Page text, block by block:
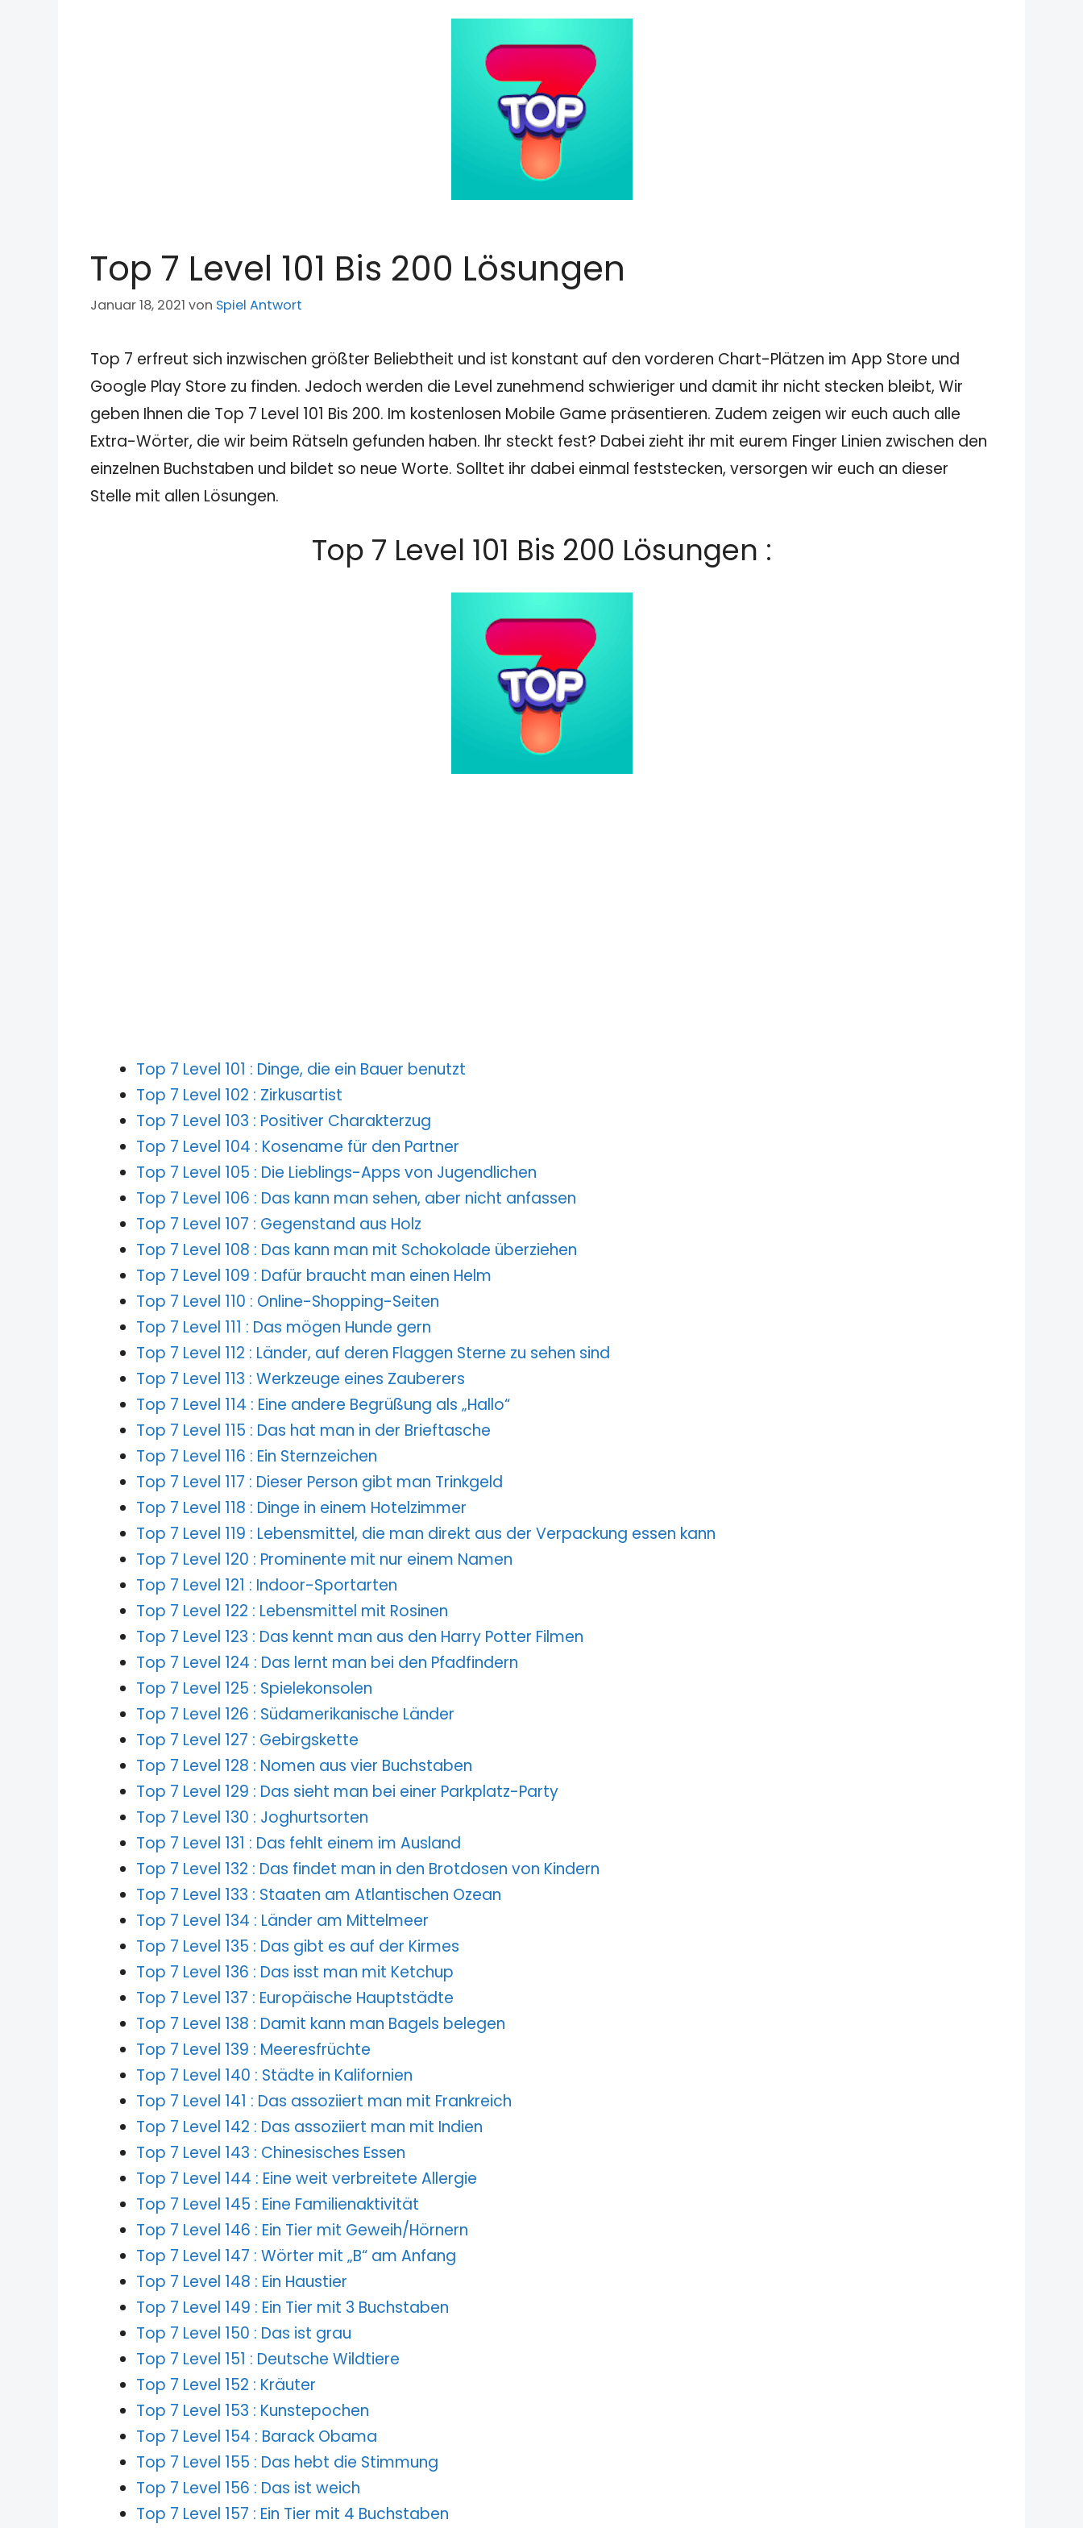
Top 7 Level 101 Bis 200 Lösungen
Januar 18, 2021 von Spiel Antwort
Top 7 erfreut sich inzwischen größter Beliebtheit und ist konstant auf den vorderen Chart-Plätzen im App Store und
Google Play Store zu finden. Jedoch werden die Level zunehmend schwieriger und damit ihr nicht stecken bleibt, Wir
geben Ihnen die Top 7 Level 101 Bis 200. Im kostenlosen Mobile Game präsentieren. Zudem zeigen wir euch auch alle
Extra-Wörter, die wir beim Rätseln gefunden haben. Ihr steckt fest? Dabei zieht ihr mit eurem Finger Linien zwischen den
einzelnen Buchstaben und bildet so neue Worte. Solltet ihr dabei einmal feststecken, versorgen wir euch an dieser
Stelle mit allen Lösungen.
Top 7 Level 101 Bis 200 Lösungen :
Top 7 Level 101 : Dinge, die ein Bauer benutzt
Top 7 Level 102 : Zirkusartist
Top 7 Level 103 : Positiver Charakterzug
Top 7 Level 104 : Kosename für den Partner
Top 7 Level 105 : Die Lieblings-Apps von Jugendlichen
Top 7 Level 106 : Das kann man sehen, aber nicht anfassen
Top 7 Level 107 : Gegenstand aus Holz
Top 7 Level 108 : Das kann man mit Schokolade überziehen
Top 7 Level 109 : Dafür braucht man einen Helm
Top 7 Level 110 : Online-Shopping-Seiten
Top 7 Level 111 : Das mögen Hunde gern
Top 7 Level 112 : Länder, auf deren Flaggen Sterne zu sehen sind
Top 7 Level 113 : Werkzeuge eines Zauberers
Top 7 Level 114 : Eine andere Begrüßung als „Hallo“
Top 7 Level 115 : Das hat man in der Brieftasche
Top 7 Level 116 : Ein Sternzeichen
Top 7 Level 117 : Dieser Person gibt man Trinkgeld
Top 7 Level 118 : Dinge in einem Hotelzimmer
Top 7 Level 119 : Lebensmittel, die man direkt aus der Verpackung essen kann
Top 7 Level 120 : Prominente mit nur einem Namen
Top 7 Level 121 : Indoor-Sportarten
Top 7 Level 122 : Lebensmittel mit Rosinen
Top 7 Level 123 : Das kennt man aus den Harry Potter Filmen
Top 7 Level 124 : Das lernt man bei den Pfadfindern
Top 7 Level 125 : Spielekonsolen
Top 7 Level 126 : Südamerikanische Länder
Top 7 Level 127 : Gebirgskette
Top 7 Level 128 : Nomen aus vier Buchstaben
Top 7 Level 129 : Das sieht man bei einer Parkplatz-Party
Top 7 Level 130 : Joghurtsorten
Top 7 Level 131 : Das fehlt einem im Ausland
Top 7 Level 132 : Das findet man in den Brotdosen von Kindern
Top 7 Level 133 : Staaten am Atlantischen Ozean
Top 7 Level 134 : Länder am Mittelmeer
Top 7 Level 135 : Das gibt es auf der Kirmes
Top 7 Level 136 : Das isst man mit Ketchup
Top 7 Level 137 : Europäische Hauptstädte
Top 7 Level 138 : Damit kann man Bagels belegen
Top 7 Level 139 : Meeresfrüchte
Top 7 Level 140 : Städte in Kalifornien
Top 7 Level 141 : Das assoziiert man mit Frankreich
Top 7 Level 142 : Das assoziiert man mit Indien
Top 7 Level 143 : Chinesisches Essen
Top 7 Level 144 : Eine weit verbreitete Allergie
Top 7 Level 145 : Eine Familienaktivität
Top 7 Level 146 : Ein Tier mit Geweih/Hörnern
Top 7 Level 147 : Wörter mit „B“ am Anfang
Top 7 Level 148 : Ein Haustier
Top 7 Level 149 : Ein Tier mit 3 Buchstaben
Top 7 Level 150 : Das ist grau
Top 7 Level 151 : Deutsche Wildtiere
Top 7 Level 152 : Kräuter
Top 7 Level 153 : Kunstepochen
Top 7 Level 154 : Barack Obama
Top 7 Level 155 : Das hebt die Stimmung
Top 7 Level 156 : Das ist weich
Top 7 Level 157 : Ein Tier mit 4 Buchstaben